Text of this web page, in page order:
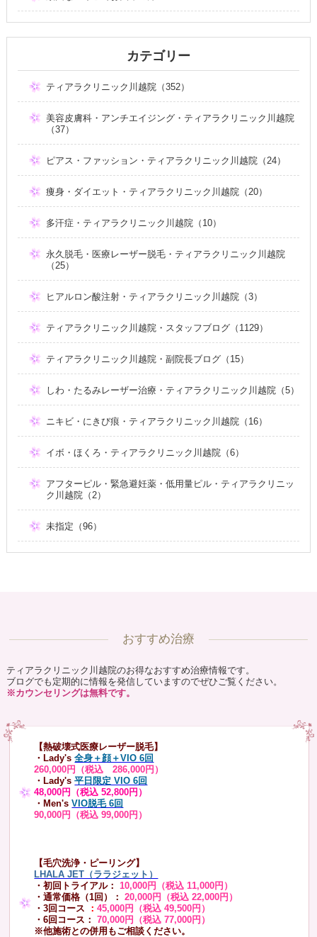
カテゴリー
ティアラクリニック川越院（352）
美容皮膚科・アンチエイジング・ティアラクリニック川越院
（37）
ピアス・ファッション・ティアラクリニック川越院（24）
痩身・ダイエット・ティアラクリニック川越院（20）
多汗症・ティアラクリニック川越院（10）
永久脱毛・医療レーザー脱毛・ティアラクリニック川越院
（25）
ヒアルロン酸注射・ティアラクリニック川越院（3）
ティアラクリニック川越院・スタッフブログ（1129）
ティアラクリニック川越院・副院長ブログ（15）
しわ・たるみレーザー治療・ティアラクリニック川越院（5）
ニキビ・にきび痕・ティアラクリニック川越院（16）
イボ・ほくろ・ティアラクリニック川越院（6）
アフターピル・緊急避妊薬・低用量ピル・ティアラクリニッ
ク川越院（2）
未指定（96）
おすすめ治療
ティアラクリニック川越院のお得なおすすめ治療情報です。
ブログでも定期的に情報を発信していますのでぜひご覧ください。
※カウンセリングは無料です。
【熱破壊式医療レーザー脱毛】
・Lady's 全身＋顔＋VIO 6回
260,000円（税込 286,000円）
・Lady's平日限定 VIO 6回
48,000円（税込 52,800円）
・Men's VIO脱毛 6回
90,000円（税込 99,000円）
【毛穴洗浄・ピーリング】
LHALA JET（ララジェット）
・初回トライアル：10,000円（税込 11,000円）
・通常価格（1回）：
20,000円（税込 22,000円）
・3回コース ：45,000円（税込 49,500円）
・6回コース：
70,000円（税込 77,000円）
※他施術との併用もご相談ください。